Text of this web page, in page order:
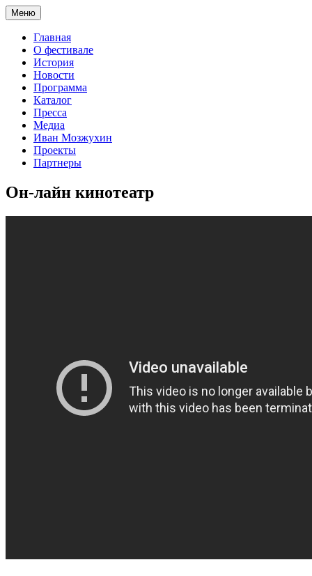
Меню
Главная
О фестивале
История
Новости
Программа
Каталог
Пресса
Медиа
Иван Мозжухин
Проекты
Партнеры
Он-лайн кинотеатр